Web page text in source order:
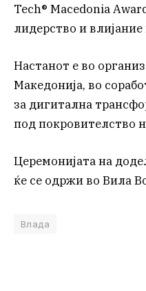
Tech® Macedonia
лидерство и
Настанот е во
Македонија, во
за дигитална
под покровителство
Церемонијата на
ќе се одржи во Вила
Влада